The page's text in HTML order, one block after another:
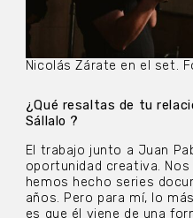
Nicolás Zárate en el set.
¿Qué resaltas de tu
Sállalo ?
El trabajo junto a Juan
oportunidad creativa.
hemos hecho series
años. Pero para mí, lo
es que él viene de una